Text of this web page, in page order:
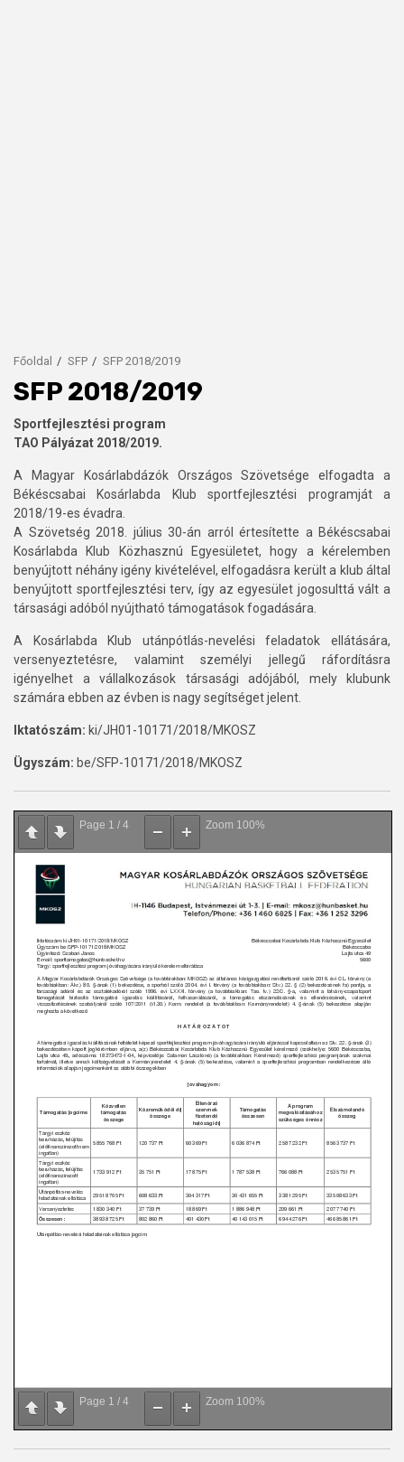
Főoldal SFP SFP 2018/2019
SFP 2018/2019
Sportfejlesztési program
TAO Pályázat 2018/2019.
A Magyar Kosárlabdázók Országos Szövetsége elfogadta a
Békéscsabai Kosárlabda Klub sportfejlesztési programját a
2018/19-es évadra.
A Szövetség 2018. július 30-án arról értesítette a Békéscsabai
Kosárlabda Klub Közhasznú Egyesületet, hogy a kérelemben
benyújtott néhány igény kivételével, elfogadásra került a klub által
benyújtott sportfejlesztési terv, így az egyesület jogosulttá vált a
társasági adóból nyújtható támogatások fogadására.
A Kosárlabda Klub utánpótlás-nevelési feladatok ellátására,
versenyeztetésre, valamint személyi jellegű ráfordításra
igényelhet a vállalkozások társasági adójából, mely klubunk
számára ebben az évben is nagy segítséget jelent.
Iktatószám: ki/JH01-10171/2018/MKOSZ
Ügyszám: be/SFP-10171/2018/MKOSZ
Page 1 / 4 Zoom 100%
Page 1 / 4 Zoom 100%